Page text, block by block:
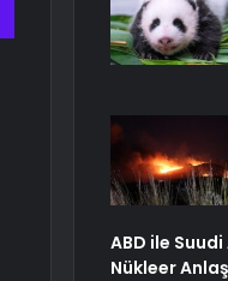
ABD ile
Nükleer